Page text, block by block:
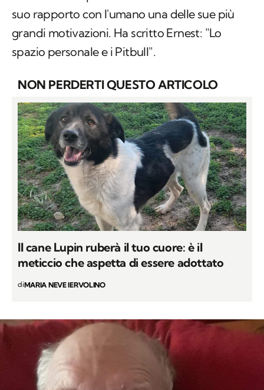
spazio personale e i Pitbull".
NON PERDERTI QUESTO ARTICOLO
Il cane Lupin ruberà il tuo cuore: è il
meticcio che aspetta di essere adottato